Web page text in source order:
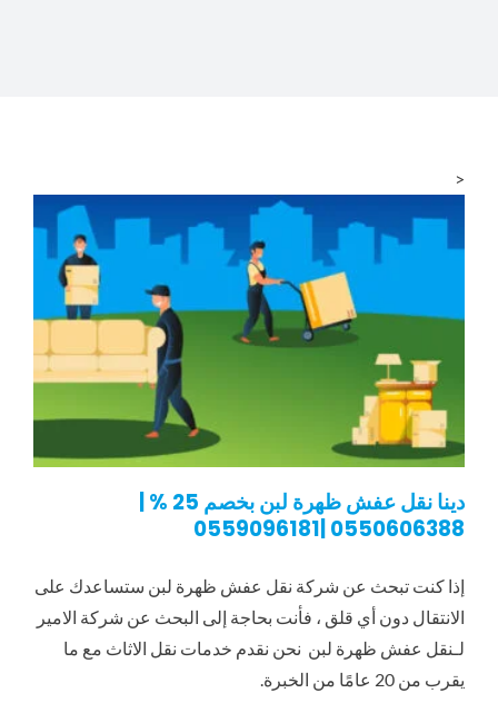
<
دينا نقل عفش ظهرة لبن بخصم 25 % |
0550606388 |0559096181
إذا كنت تبحث عن شركة نقل عفش ظهرة لبن ستساعدك على
الانتقال دون أي قلق ، فأنت بحاجة إلى البحث عن شركة الامير
لـنقل عفش ظهرة لبن نحن نقدم خدمات نقل الاثاث مع ما
يقرب من 20 عامًا من الخبرة.